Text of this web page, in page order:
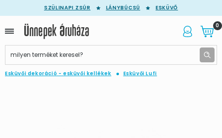
SZÜLINAPI ZSÚR LÁNYBÚCSÚ ESKÜVŐ
0
Esküvői dekoráció - esküvői kellékek Esküvői Lufi